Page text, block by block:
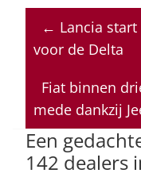
at
s
p
p
c
e
o
o
k
← Lancia
voor de Delta
Fiat binnen
mede dankzij
Een
142 dealers